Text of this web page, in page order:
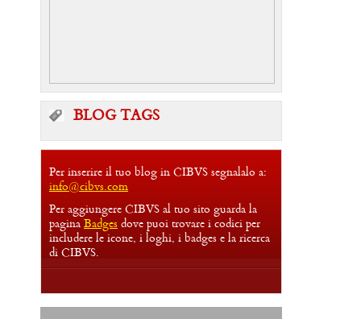
BLOG TAGS
Per inserire il tuo blog in CIBVS segnalalo a:
info@cibvs.com
Per aggiungere CIBVS al tuo sito guarda la
pagina Badges dove puoi trovare i codici per
includere le icone, i loghi, i badges e la ricerca
di CIBVS.